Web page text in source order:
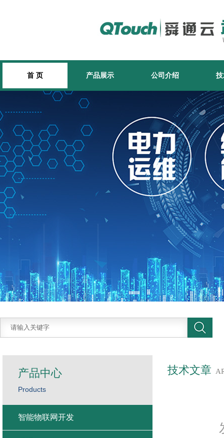
首 页 产品展示 公司介绍
技术文章
产品中心
Products
智能物联网开发